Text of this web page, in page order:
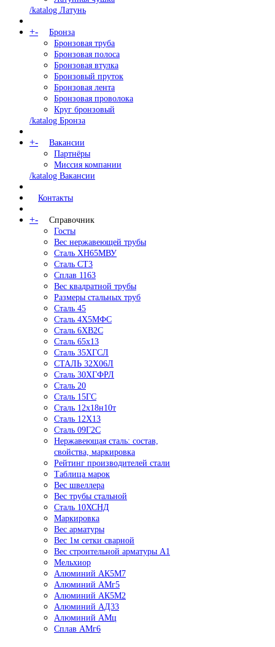
/katalog Латунь
+-
Бронза
Бронзовая труба
Бронзовая полоса
Бронзовая втулка
Бронзовый пруток
Бронзовая лента
Бронзовая проволока
Круг бронзовый
/katalog Бронза
+-
Вакансии
Партнёры
Миссия компании
/katalog Вакансии
Контакты
+-
Справочник
Госты
Вес нержавеющей трубы
Сталь ХН65МВУ
Сталь СТ3
Сплав 1163
Вес квадратной трубы
Размеры стальных труб
Сталь 45
Сталь 4Х5МФС
Сталь 6ХВ2С
Сталь 65х13
Сталь 35ХГСЛ
СТАЛЬ 32Х06Л
Сталь 30ХГФРЛ
Сталь 20
Сталь 15ГС
Сталь 12х18н10т
Сталь 12Х13
Сталь 09Г2С
Нержавеющая сталь: состав,
свойства, маркировка
Рейтинг производителей стали
Таблица марок
Вес швеллера
Вес трубы стальной
Сталь 10ХСНД
Маркировка
Вес арматуры
Вес 1м сетки сварной
Вес строительной арматуры А1
Мельхиор
Алюминий АК5М7
Алюминий АМг5
Алюминий АК5М2
Алюминий АД33
Алюминий АМц
Сплав АМг6